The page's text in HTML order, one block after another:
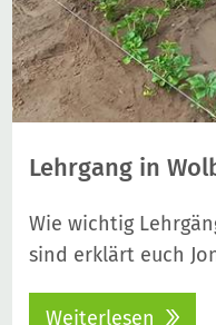
Lehrgang in
Wie wichtig
sind erklärt euch
Weiterlesen